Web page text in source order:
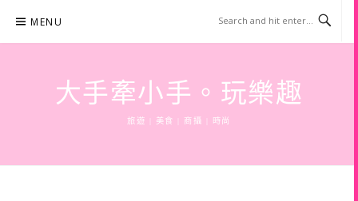
content
MENU
大手牽小手。玩樂趣
旅遊 | 美食 | 商攝 | 時尚